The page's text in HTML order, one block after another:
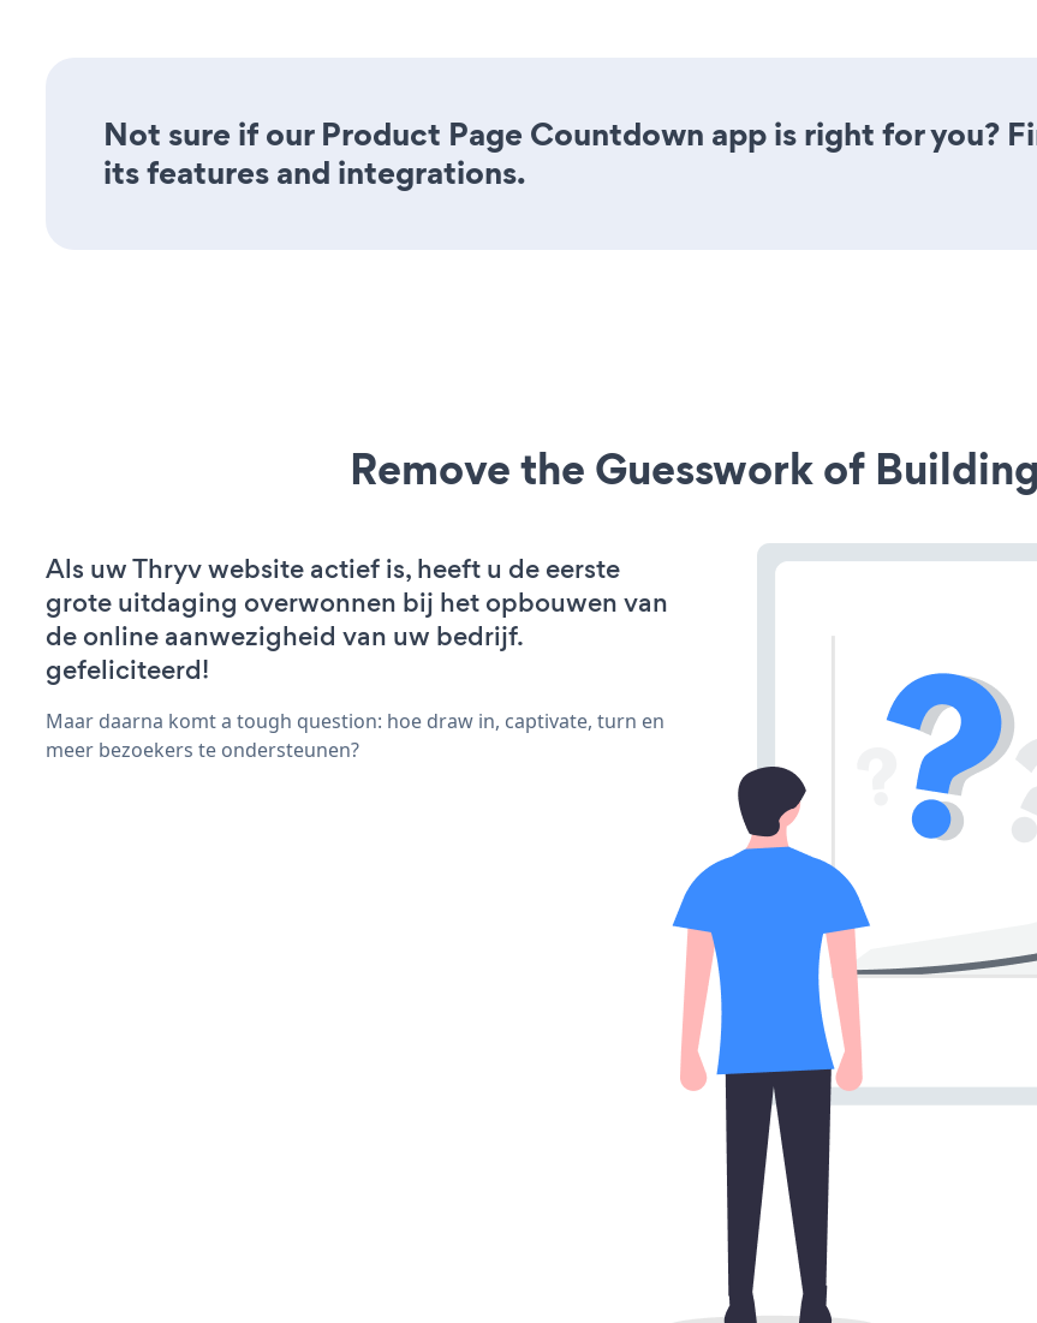
Not sure if our Product Page Countdown app is right for you?
its features and integrations.
Remove the Guesswork of
Als uw Thryv website actief is, heeft u de eerste
grote uitdaging overwonnen bij het opbouwen van
de online aanwezigheid van uw bedrijf.
gefeliciteerd!
Maar daarna komt a tough question: hoe draw in, captivate, turn en
meer bezoekers te ondersteunen?